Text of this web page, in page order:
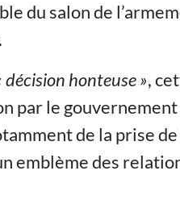
du salon de
décision honteuse »,
par le
de la prise de
emblème des